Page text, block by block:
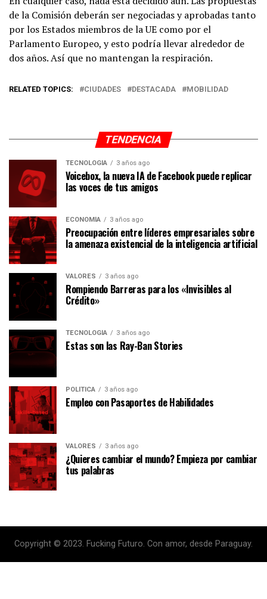
de la Comisión deberán ser negociadas y aprobadas tanto
por los Estados miembros de la UE como por el
Parlamento Europeo, y esto podría llevar alrededor de
dos años. Así que no mantengan la respiración.
RELATED TOPICS: CIUDADES DESTACADA MOBILIDAD
TENDENCIA
TECNOLOGÍA 3 años ago
Voicebox, la nueva IA de Facebook puede replicar
las voces de tus amigos
ECONOMÍA 3 años ago
Preocupación entre líderes empresariales sobre
la amenaza existencial de la inteligencia artificial
VALORES 3 años ago
Rompiendo Barreras para los «Invisibles al
Crédito»
TECNOLOGÍA 3 años ago
Estas son las Ray-Ban Stories
POLÍTICA 3 años ago
Empleo con Pasaportes de Habilidades
VALORES 3 años ago
¿Quieres cambiar el mundo? Empieza por cambiar
tus palabras
Copyright © 2023. Fucking Futuro. Con amor, desde Paraguay.